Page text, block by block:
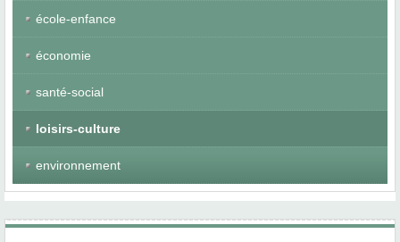
école-enfance
économie
santé-social
loisirs-culture
environnement